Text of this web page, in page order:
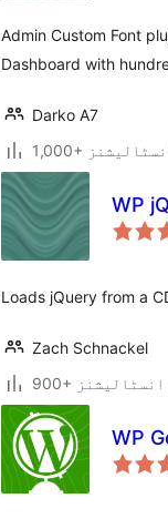
Admin Custom Font
Dashboard with
Darko A7
انسٹالیشنز
WP
Loads jQuery from a
Zach Schnackel
انسٹالیشنز
WP